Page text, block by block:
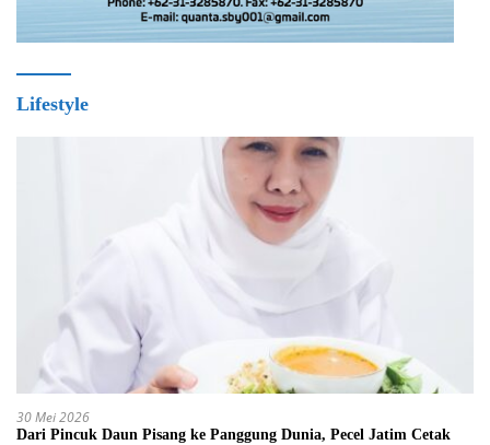
Lifestyle
30 Mei 2026
Dari Pincuk Daun Pisang ke Panggung Dunia, Pecel Jatim Cetak